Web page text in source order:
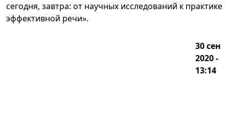
сегодня, завтра: от научных исследований к практике
эффективной речи».
30 сен
2020 -
13:14